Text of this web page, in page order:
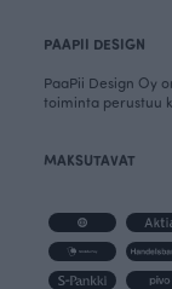
PAAPII DESIGN
PaaPii Design Oy
toiminta perustuu
MAKSUTAVAT